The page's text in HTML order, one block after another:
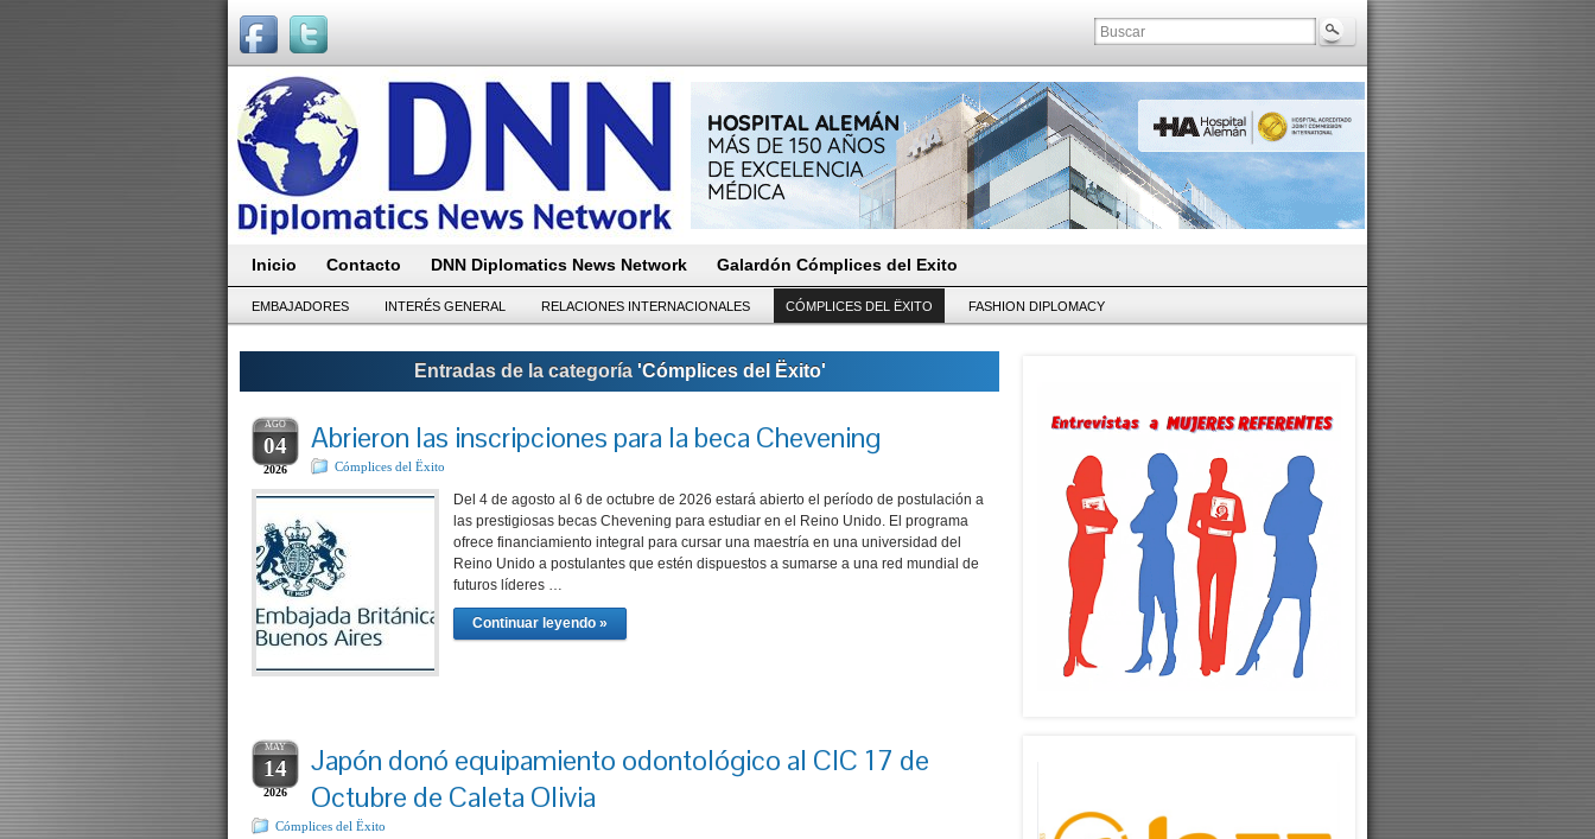
Inicio Contacto DNN Diplomatics News Network Galardón Cómplices del Exito
EMBAJADORES INTERÉS GENERAL RELACIONES INTERNACIONALES CÓMPLICES DEL ËXITO FASHION DIPLOMACY
Entradas de la categoría 'Cómplices del Ëxito'
AGO
04
2026
Abrieron las inscripciones para la beca Chevening
Cómplices del Ëxito
Del 4 de agosto al 6 de octubre de 2026 estará abierto el período de postulación a
las prestigiosas becas Chevening para estudiar en el Reino Unido. El programa
ofrece financiamiento integral para cursar una maestría en una universidad del
Reino Unido a postulantes que estén dispuestos a sumarse a una red mundial de
futuros líderes …
Continuar leyendo »
MAY
14
2026
Japón donó equipamiento odontológico al CIC 17 de
Octubre de Caleta Olivia
Cómplices del Ëxito